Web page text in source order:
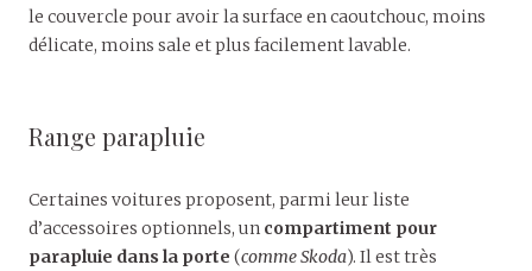
le couvercle pour avoir la surface en caoutchouc, moins
délicate, moins sale et plus facilement lavable.
Range parapluie
Certaines voitures proposent, parmi leur liste
d’accessoires optionnels, un compartiment pour
parapluie dans la porte (comme Skoda). Il est très